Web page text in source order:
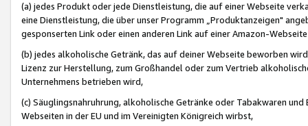
(a) jedes Produkt oder jede Dienstleistung, die auf einer Webseite
eine Dienstleistung, die über unser Programm „Produktanzeigen"
gesponserten Link oder einen anderen Link auf einer Amazon-
(b) jedes alkoholische Getränk, das auf deiner Webseite beworben
Lizenz zur Herstellung, zum Großhandel oder zum Vertrieb
Unternehmens betrieben wird,
(c) Säuglingsnahruhrung, alkoholische Getränke oder Tabakwaren
Webseiten in der EU und im Vereinigten Königreich wirbst,